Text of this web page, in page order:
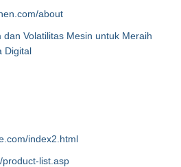
about
Volatilitas Mesin untuk Meraih
Digital
index2.html
product-list.asp